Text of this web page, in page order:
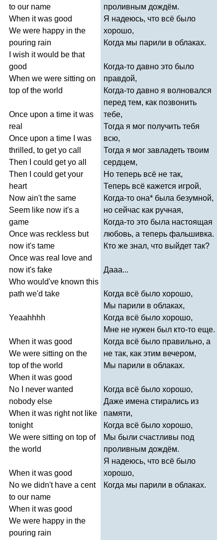
to our name
When it was good
We were happy in the
pouring rain
wish it would be that
good
When we were sitting on
top of the world
Once upon a time it was
real
Once upon a time
was
thrilled, to get yo call
Then
could get yo all
Then
could get your
heart
Now ain't the same
Seem like now it's a
game
Once was reckless but
now it's tame
Once was real love and
now it's fake
Who would've known this
path we'd take
Yeaahhhh
When it was good
We were sitting on the
top of the world
When it was good
No
never wanted
nobody else
When it was right not like
tonight
We were sitting on top of
the world
When it was good
No we didn't have a cent
to our name
When it was good
We were happy in the
pouring rain
проливным дождём.
Я надеюсь, что всё было
хорошо,
Когда мы парили в облаках.
Когда-то давно это было
правдой,
Когда-то давно я волновался
перед тем, как позвонить
тебе,
Тогда я мог получить тебя
всю,
Тогда я мог завладеть твоим
сердцем,
Но теперь всё не так,
Теперь всё кажется игрой,
Когда-то она* была безумной,
но сейчас как ручная,
Когда-то это была настоящая
любовь, а теперь фальшивка.
Кто же знал, что выйдет так?
Дааа...
Когда всё было хорошо,
Мы парили в облаках,
Когда всё было хорошо,
Мне не нужен был кто-то еще.
Когда всё было правильно, а
не так, как этим вечером,
Мы парили в облаках.
Когда всё было хорошо,
Даже имена стирались из
памяти,
Когда всё было хорошо,
Мы были счастливы под
проливным дождём.
Я надеюсь, что всё было
хорошо,
Когда мы парили в облаках.